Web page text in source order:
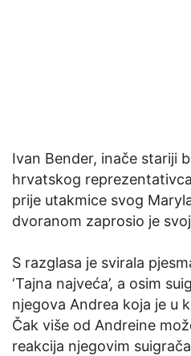
Ivan Bender, inače stariji
hrvatskog
prije utakmice svog
dvoranom zaprosio je
S razglasa je svirala
‘Tajna najveća’, a osim
njegova Andrea koja je u
Čak više od Andreine
reakcija njegovim